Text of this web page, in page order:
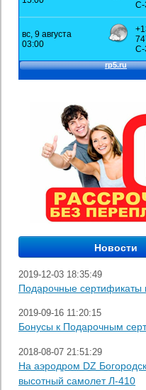
2019-12-03 18:35:49
Подарочные сертификаты
2019-09-16 11:20:15
Бонусы к Подарочным
2018-08-07 21:51:29
На аэродром DZ
высотный самолет Л-410